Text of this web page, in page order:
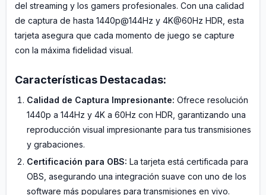
del streaming y los gamers profesionales. Con una calidad
de captura de hasta 1440p@144Hz y 4K@60Hz HDR, esta
tarjeta asegura que cada momento de juego se capture
con la máxima fidelidad visual.
Características Destacadas:
Calidad de Captura Impresionante: Ofrece resolución
1440p a 144Hz y 4K a 60Hz con HDR, garantizando una
reproducción visual impresionante para tus transmisiones
y grabaciones.
Certificación para OBS: La tarjeta está certificada para
OBS, asegurando una integración suave con uno de los
software más populares para transmisiones en vivo.